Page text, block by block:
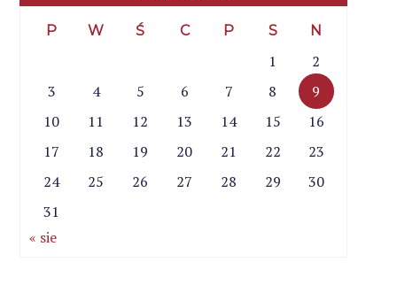
P W Ś C P S N
1
2
3
4 5 6 7 8
9
10
11 12 13 14 15
16
17
18 19 20 21 22
23
24
25 26 27 28 29
30
31
« sie